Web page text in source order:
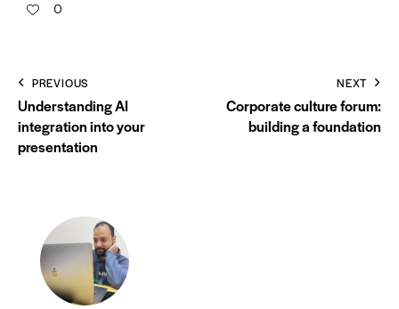
0
PREVIOUS
Understanding AI
integration into your
presentation
NEXT
Corporate culture forum:
building a foundation